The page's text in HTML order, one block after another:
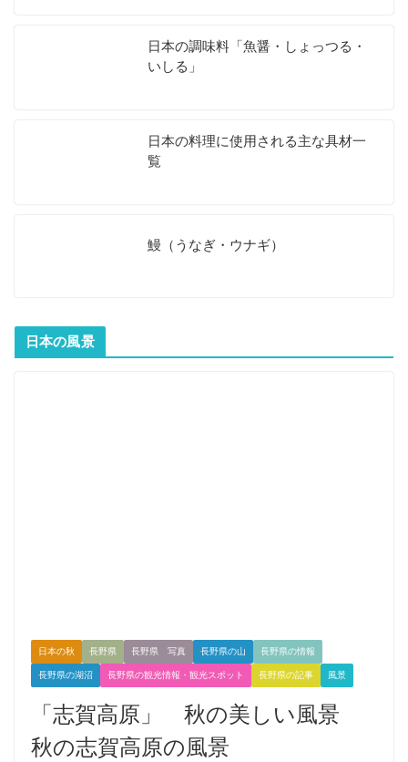
日本の調味料「魚醤・しょっつる・
いしる」
日本の料理に使用される主な具材一
覧
鰻（うなぎ・ウナギ）
日本の風景
日本の秋 長野県 長野県 写真 長野県の山 長野県の情報
長野県の湖沼 長野県の観光情報・観光スポット 長野県の記事 風景
「志賀高原」 秋の美しい風景
秋の志賀高原の風景